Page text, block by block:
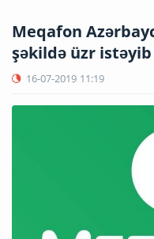
Meqafon
şəkildə üzr istəyib
16-07-2019 11:19